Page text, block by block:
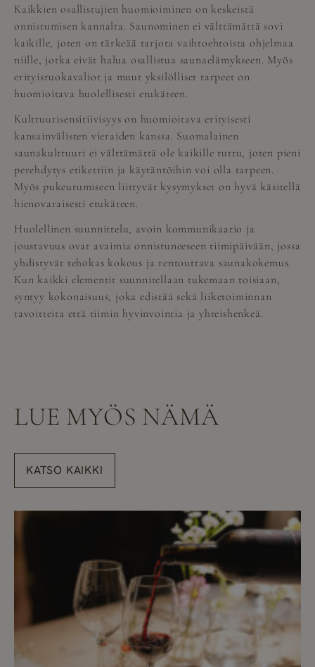
Kaikkien osallistujien huomioiminen on keskeistä
onnistumisen kannalta. Saunominen ei välttämättä sovi
kaikille, joten on tärkeää tarjota vaihtoehtoista ohjelmaa
niille, jotka eivät halua osallistua saunaelämykseen. Myös
erityisruokavaliot ja muut yksilölliset tarpeet on
huomioitava huolellisesti etukäteen.
Kulttuurisensitiivisyys on huomioitava erityisesti
kansainvälisten vieraiden kanssa. Suomalainen
saunakulttuuri ei välttämättä ole kaikille tuttu, joten pieni
perehdytys etikettiin ja käytäntöihin voi olla tarpeen.
Myös pukeutumiseen liittyvät kysymykset on hyvä käsitellä
hienovaraisesti etukäteen.
Huolellinen suunnittelu, avoin kommunikaatio ja
joustavuus ovat avaimia onnistuneeseen tiimipäivään, jossa
yhdistyvät tehokas kokous ja rentouttava saunakokemus.
Kun kaikki elementit suunnitellaan tukemaan toisiaan,
syntyy kokonaisuus, joka edistää sekä liiketoiminnan
tavoitteita että tiimin hyvinvointia ja yhteishenkeä.
LUE MYÖS NÄMÄ
KATSO KAIKKI